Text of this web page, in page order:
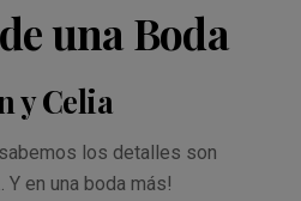
una Boda
y Celia
los detalles son
en una boda más!